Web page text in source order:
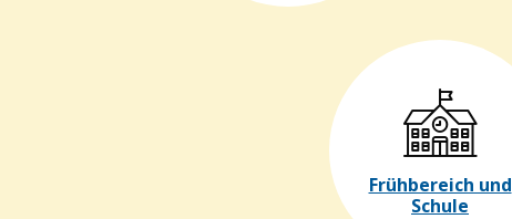
Frühbereich und
Schule